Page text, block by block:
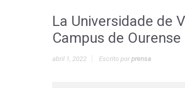
La Universidade de
Campus de Ourense
abril 1, 2022 Escrito porprensa